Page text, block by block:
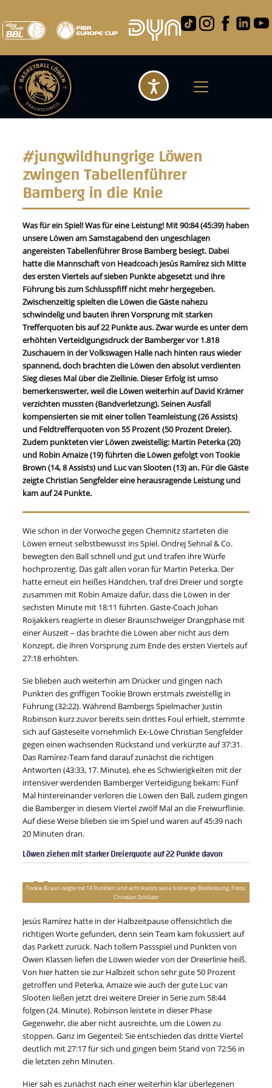
#jungwildhungrige Löwen
zwingen Tabellenführer
Bamberg in die Knie
Was für ein Spiel! Was für eine Leistung! Mit 90:84 (45:39) haben
unsere Löwen am Samstagabend den ungeschlagen
angereisten Tabellenführer Brose Bamberg besiegt. Dabei
hatte die Mannschaft von Headcoach Jesús Ramírez sich Mitte
des ersten Viertels auf sieben Punkte abgesetzt und ihre
Führung bis zum Schlusspfiff nicht mehr hergegeben.
Zwischenzeitig spielten die Löwen die Gäste nahezu
schwindelig und bauten ihren Vorsprung mit starken
Trefferquoten bis auf 22 Punkte aus. Zwar wurde es unter dem
erhöhten Verteidigungsdruck der Bamberger vor 1.818
Zuschauern in der Volkswagen Halle nach hinten raus wieder
spannend, doch brachten die Löwen den absolut verdienten
Sieg dieses Mal über die Ziellinie. Dieser Erfolg ist umso
bemerkenswerter, weil die Löwen weiterhin auf David Krämer
verzichten mussten (Bandverletzung). Seinen Ausfall
kompensierten sie mit einer tollen Teamleistung (26 Assists)
und Feldtrefferquoten von 55 Prozent (50 Prozent Dreier).
Zudem punkteten vier Löwen zweistellig: Martin Peterka (20)
und Robin Amaize (19) führten die Löwen gefolgt von Tookie
Brown (14, 8 Assists) und Luc van Slooten (13) an. Für die Gäste
zeigte Christian Sengfelder eine herausragende Leistung und
kam auf 24 Punkte.
Wie schon in der Vorwoche gegen Chemnitz starteten die
Löwen erneut selbstbewusst ins Spiel. Ondrej Sehnal & Co.
bewegten den Ball schnell und gut und trafen ihre Würfe
hochprozentig. Das galt allen voran für Martin Peterka. Der
hatte erneut ein heißes Händchen, traf drei Dreier und sorgte
zusammen mit Robin Amaize dafür, dass die Löwen in der
sechsten Minute mit 18:11 führten. Gäste-Coach Johan
Roijakkers reagierte in dieser Braunschweiger Drangphase mit
einer Auszeit – das brachte die Löwen aber nicht aus dem
Konzept, die ihren Vorsprung zum Ende des ersten Viertels auf
27:18 erhöhten.
Sie blieben auch weiterhin am Drücker und gingen nach
Punkten des griffigen Tookie Brown erstmals zweistellig in
Führung (32:22). Während Bambergs Spielmacher Justin
Robinson kurz zuvor bereits sein drittes Foul erhielt, stemmte
sich auf Gästeseite vornehmlich Ex-Löwe Christian Sengfelder
gegen einen wachsenden Rückstand und verkürzte auf 37:31.
Das Ramírez-Team fand darauf zunächst die richtigen
Antworten (43:33, 17. Minute), ehe es Schwierigkeiten mit der
intensiver werdenden Bamberger Verteidigung bekam: Fünf
Mal hintereinander verloren die Löwen den Ball, zudem gingen
die Bamberger in diesem Viertel zwölf Mal an die Freiwurflinie.
Auf diese Weise blieben sie im Spiel und waren auf 45:39 nach
20 Minuten dran.
Löwen ziehen mit starker Dreierquote auf 22 Punkte davon
Tookie Braun zeigte mit 14 Punkten und acht Assists seine bisherige Bestleistung. Fotos:
Christian Schlüter
Jesús Ramírez hatte in der Halbzeitpause offensichtlich die
richtigen Worte gefunden, denn sein Team kam fokussiert auf
das Parkett zurück. Nach tollem Passspiel und Punkten von
Owen Klassen liefen die Löwen wieder von der Dreierlinie heiß.
Von hier hatten sie zur Halbzeit schon sehr gute 50 Prozent
getroffen und Peterka, Amaize wie auch der gute Luc van
Slooten ließen jetzt drei weitere Dreier in Serie zum 58:44
folgen (24. Minute). Robinson leistete in dieser Phase
Gegenwehr, die aber nicht ausreichte, um die Löwen zu
stoppen. Ganz im Gegenteil: Sie entschieden das dritte Viertel
deutlich mit 27:17 für sich und gingen beim Stand von 72:56 in
die letzten zehn Minuten.
Hier sah es zunächst nach einer weiterhin klar überlegenen